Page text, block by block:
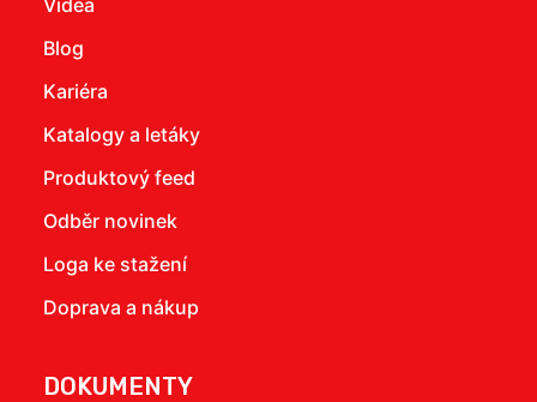
Videa
Blog
Kariéra
Katalogy a letáky
Produktový feed
Odběr novinek
Loga ke stažení
Doprava a nákup
DOKUMENTY